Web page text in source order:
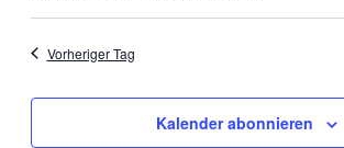
Vorheriger Tag
Kalender abonnieren